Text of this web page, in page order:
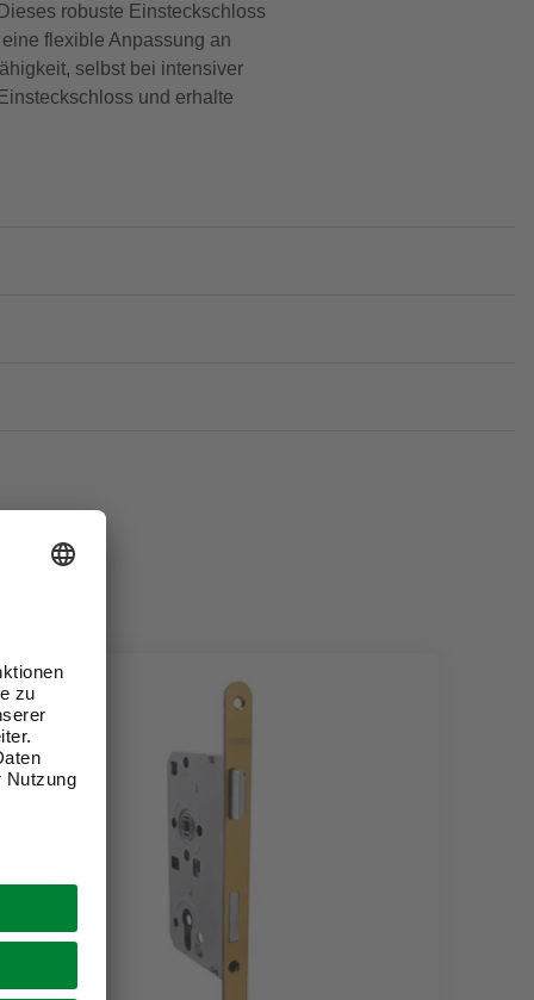
robuste Einsteckschloss
flexible Anpassung an
selbst bei intensiver
und erhalte